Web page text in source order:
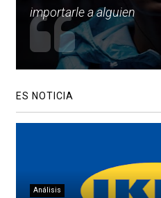
importarle a alguien
ES NOTICIA
Análisis